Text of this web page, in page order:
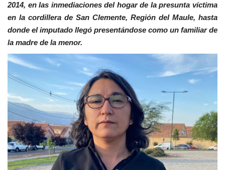
2014, en las inmediaciones del hogar de la presunta víctima
en la cordillera de San Clemente, Región del Maule, hasta
donde el imputado llegó presentándose como un familiar de
la madre de la menor.